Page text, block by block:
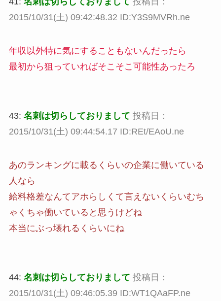
2015/10/31(土) 09:42:48.32 ID:Y3S9MVRh.ne
年収以外特に気にすることもないんだったら
最初から狙っていればそこそこ可能性あったろ
43: 名刺は切らしておりまして 投稿日：
2015/10/31(土) 09:44:54.17 ID:REt/EAoU.ne
あのランキングに載るくらいの企業に働いている
人なら
給料格差なんてアホらしくて言えないくらいむち
ゃくちゃ働いていると思うけどね
本当にぶっ壊れるくらいにね
44: 名刺は切らしておりまして 投稿日：
2015/10/31(土) 09:46:05.39 ID:WT1QAaFP.ne